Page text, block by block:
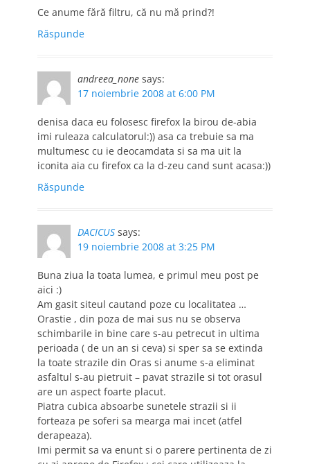
Ce anume fără filtru, că nu mă prind?!
Răspunde
andreea_none says:
17 noiembrie 2008 at 6:00 PM
denisa daca eu folosesc firefox la birou de-abia
imi ruleaza calculatorul:)) asa ca trebuie sa ma
multumesc cu ie deocamdata si sa ma uit la
iconita aia cu firefox ca la d-zeu cand sunt acasa:))
Răspunde
DACICUS says:
19 noiembrie 2008 at 3:25 PM
Buna ziua la toata lumea, e primul meu post pe
aici :)
Am gasit siteul cautand poze cu localitatea …
Orastie , din poza de mai sus nu se observa
schimbarile in bine care s-au petrecut in ultima
perioada ( de un an si ceva) si sper sa se extinda
la toate strazile din Oras si anume s-a eliminat
asfaltul s-au pietruit – pavat strazile si tot orasul
are un aspect foarte placut.
Piatra cubica absoarbe sunetele strazii si ii
forteaza pe soferi sa mearga mai incet (atfel
derapeaza).
Imi permit sa va enunt si o parere pertinenta de zi